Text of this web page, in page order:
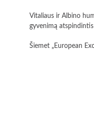
Vitaliaus ir Albino
gyvenimą
Šiemet „European